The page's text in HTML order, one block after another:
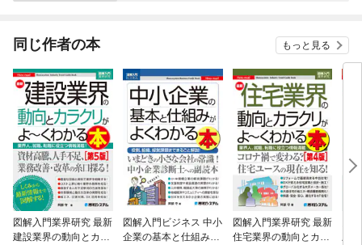
同じ作者の本 もっと見る
図解入門業界研究 最新
建設業界の動向とカラ
図解入門ビジネス 中小
企業の基本と仕組みが
図解入門業界研究 最新
住宅業界の動向とカラ
土